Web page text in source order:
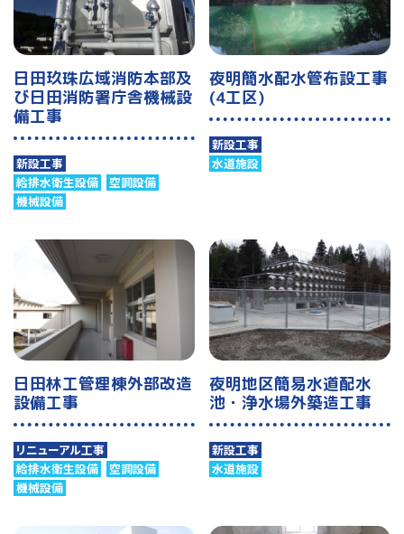
日田玖珠広域消防本部及
び日田消防署庁舎機械設
備工事
新設工事
給排水衛生設備
空調設備
機械設備
夜明簡水配水管布設工事
(4工区)
新設工事
水道施設
日田林工管理棟外部改造
設備工事
リニューアル工事
給排水衛生設備
空調設備
機械設備
夜明地区簡易水道配水
池・浄水場外築造工事
新設工事
水道施設